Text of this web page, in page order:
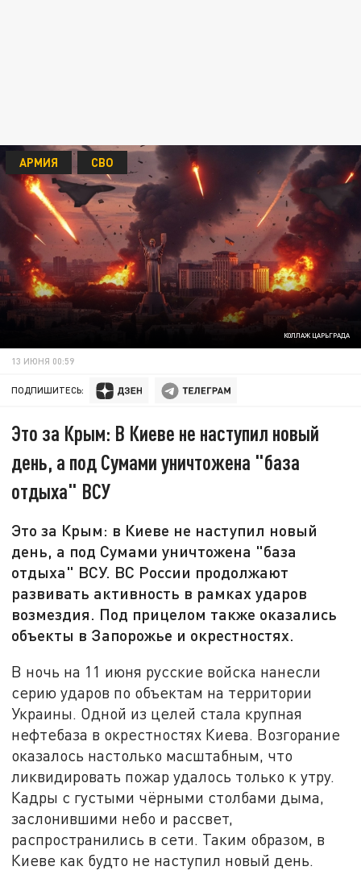
КОЛЛАЖ ЦАРЬГРАДА
АРМИЯ СВО
13 ИЮНЯ 00:59
ПОДПИШИТЕСЬ:
Это за Крым: В Киеве не наступил новый
день, а под Сумами уничтожена "база
отдыха" ВСУ
Это за Крым: в Киеве не наступил новый
день, а под Сумами уничтожена "база
отдыха" ВСУ. ВС России продолжают
развивать активность в рамках ударов
возмездия. Под прицелом также оказались
объекты в Запорожье и окрестностях.
В ночь на 11 июня русские войска нанесли
серию ударов по объектам на территории
Украины. Одной из целей стала крупная
нефтебаза в окрестностях Киева. Возгорание
оказалось настолько масштабным, что
ликвидировать пожар удалось только к утру.
Кадры с густыми чёрными столбами дыма,
заслонившими небо и рассвет,
распространились в сети. Таким образом, в
Киеве как будто не наступил новый день.